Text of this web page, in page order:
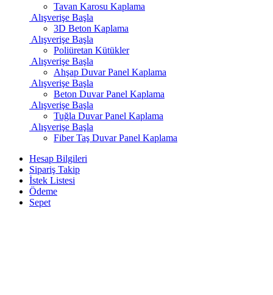
Tavan Karosu Kaplama
Alışverişe Başla
3D Beton Kaplama
Alışverişe Başla
Poliüretan Kütükler
Alışverişe Başla
Ahşap Duvar Panel Kaplama
Alışverişe Başla
Beton Duvar Panel Kaplama
Alışverişe Başla
Tuğla Duvar Panel Kaplama
Alışverişe Başla
Fiber Taş Duvar Panel Kaplama
Hesap Bilgileri
Sipariş Takip
İstek Listesi
Ödeme
Sepet